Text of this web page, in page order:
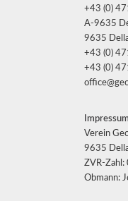
+43 (0)
A-9635
9635
+43 (0)
+43 (0)
Impressum
Verein
9635
ZVR-
Obmann: